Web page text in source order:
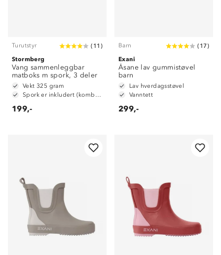
Turutstyr ( 11 )
Stormberg
Vang sammenleggbar
matboks m spork, 3 deler
Vekt 325 gram
Spork er inkludert (kombinert skje og gaffel)
199,-
Barn ( 17)
Exani
Åsane lav gummistøvel
barn
Lav hverdagsstøvel
Vanntett
299,-